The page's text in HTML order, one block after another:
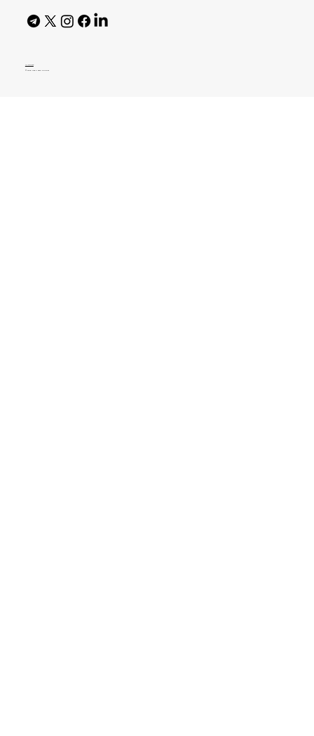
AI Policy
© 2026 High Bar Journal